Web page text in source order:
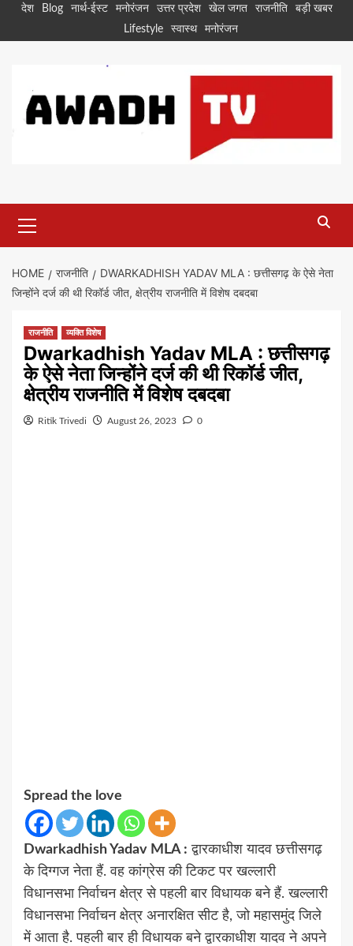
Skipदेश Blog नार्थ-ईस्ट मनोरंजन उत्तर प्रदेश खेल जगत राजनीति
बड़ी खबर
Lifestyle
स्वास्थ मनोरंजन
Menu
HOME राजनीति
DWARKADHISH YADAV MLA : छत्तीसगढ़ के ऐसे नेता
जिन्होंने दर्ज की थी रिकॉर्ड जीत, क्षेत्रीय राजनीति में विशेष दबदबा
राजनीति व्यक्ति विशेष
Dwarkadhish Yadav MLA : छत्तीसगढ़
के ऐसे नेता जिन्होंने दर्ज की थी रिकॉर्ड जीत,
क्षेत्रीय राजनीति में विशेष दबदबा
Ritik Trivedi August 26, 2023 0
Spread the love
Dwarkadhish Yadav MLA : द्वारकाधीश यादव छत्तीसगढ़
के दिग्गज नेता हैं. वह कांग्रेस की टिकट पर खल्लारी
विधानसभा निर्वाचन क्षेत्र से पहली बार विधायक बने हैं. खल्लारी
विधानसभा निर्वाचन क्षेत्र अनारक्षित सीट है, जो महासमुंद जिले
में आता है. पहली बार ही विधायक बने द्वारकाधीश यादव ने अपने